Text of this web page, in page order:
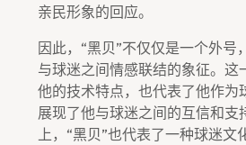
亲民形象的回应。
因此，“黑贝”不仅仅是一个外号
与球迷之间情感联结的象征。这
他的技术特点，也代表了他作为
展现了他与球迷之间的互信和支
上，“黑贝”也代表了一种球迷